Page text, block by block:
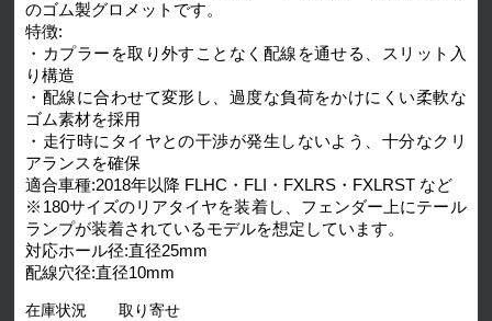
のゴム製グロメットです。
特徴:
・カプラーを取り外すことなく配線を通せる、スリット入
り構造
・配線に合わせて変形し、過度な負荷をかけにくい柔軟な
ゴム素材を採用
・走行時にタイヤとの干渉が発生しないよう、十分なクリ
アランスを確保
適合車種:2018年以降 FLHC・FLI・FXLRS・FXLRST など
※180サイズのリアタイヤを装着し、フェンダー上にテール
ランプが装着されているモデルを想定しています。
対応ホール径:直径25mm
配線穴径:直径10mm
在庫状況 取り寄せ